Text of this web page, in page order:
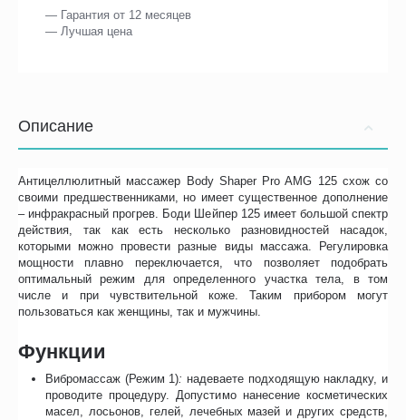
— Гарантия от 12 месяцев
— Лучшая цена
Описание
Антицеллюлитный массажер Body Shaper Pro AMG 125 схож со
своими предшественниками, но имеет существенное дополнение
– инфракрасный прогрев. Боди Шейпер 125 имеет большой спектр
действия, так как есть несколько разновидностей насадок,
которыми можно провести разные виды массажа. Регулировка
мощности плавно переключается, что позволяет подобрать
оптимальный режим для определенного участка тела, в том
числе и при чувствительной коже. Таким прибором могут
пользоваться как женщины, так и мужчины.
Функции
Вибромассаж (Режим 1): надеваете подходящую накладку, и
проводите процедуру. Допустимо нанесение косметических
масел, лосьонов, гелей, лечебных мазей и других средств,